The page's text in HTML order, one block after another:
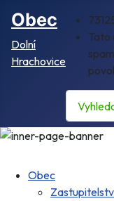
Obec
Dolní
Hrachovice
Tato
Obec